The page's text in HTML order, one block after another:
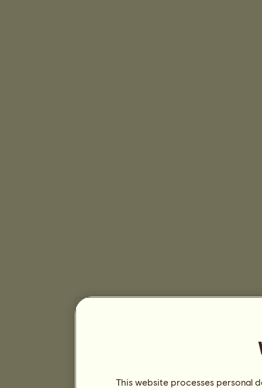
This website processes personal